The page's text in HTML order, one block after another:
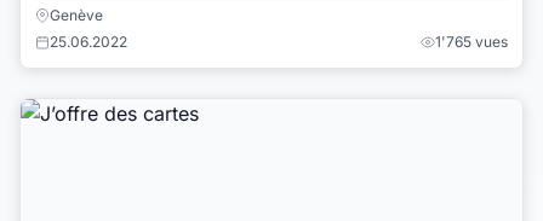
Genève
25.06.2022
1'765 vues